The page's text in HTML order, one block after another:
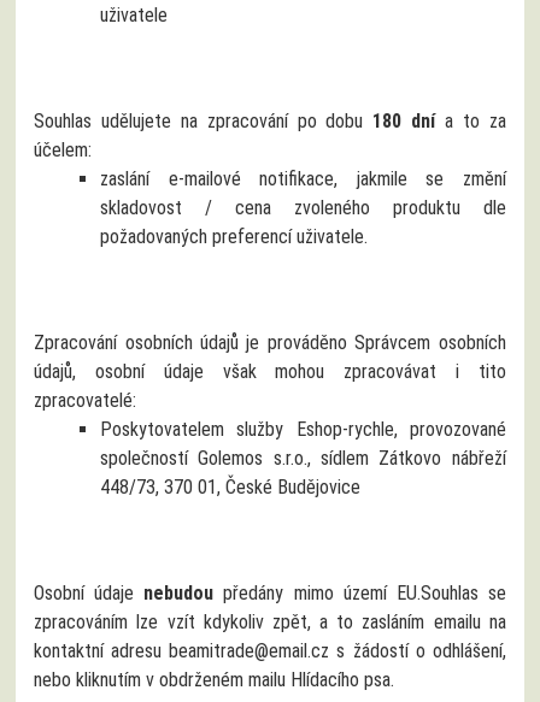
uživatele
Souhlas udělujete na zpracování po dobu 180 dnía to za
účelem:
zaslání e-mailové notifikace, jakmile se změní
skladovost / cena zvoleného produktu dle
požadovaných preferencí uživatele.
Zpracování osobních údajů je prováděno Správcem osobních
údajů, osobní údaje však mohou zpracovávat i tito
zpracovatelé:
Poskytovatelem služby Eshop-rychle, provozované
společností Golemos s.r.o., sídlem Zátkovo nábřeží
448/73, 370 01, České Budějovice
Osobní údaje nebudou předány mimo území EU.Souhlas se
zpracováním lze vzít kdykoliv zpět, a to zasláním emailu na
kontaktní adresu beamitrade@email.cz s žádostí o odhlášení,
nebo kliknutím v obdrženém mailu Hlídacího psa.